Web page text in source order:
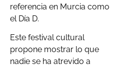
referencia en Murcia como
el Día D.
Este festival cultural
propone mostrar lo que
nadie se ha atrevido a